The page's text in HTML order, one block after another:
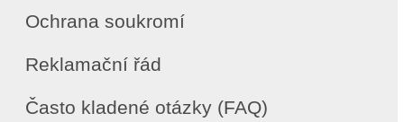
Ochrana soukromí
Reklamační řád
Často kladené otázky (FAQ)